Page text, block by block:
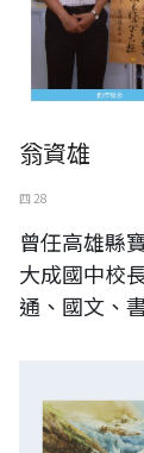
翁資雄
四 28
曾任高雄縣
大成國中校
通、國文、